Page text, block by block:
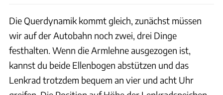
Die Querdynamik kommt gleich, zunächst müssen
wir auf der Autobahn noch zwei, drei Dinge
festhalten. Wenn die Armlehne ausgezogen ist,
kannst du beide Ellenbogen abstützen und das
Lenkrad trotzdem bequem an vier und acht Uhr